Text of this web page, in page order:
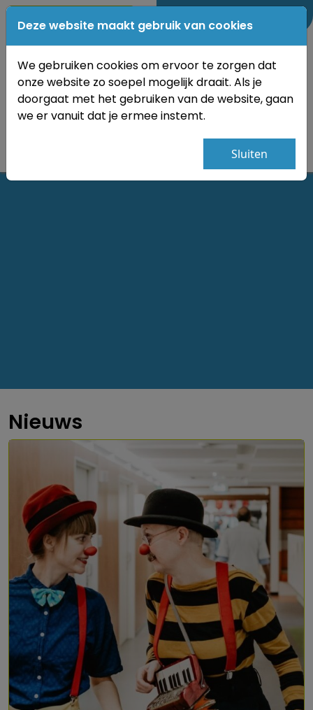
0184-689350
Nieuws
Deze website maakt gebruik van cookies
We gebruiken cookies om ervoor te zorgen dat
onze website zo soepel mogelijk draait. Als je
doorgaat met het gebruiken van de website, gaan
we er vanuit dat je ermee instemt.
Sluiten